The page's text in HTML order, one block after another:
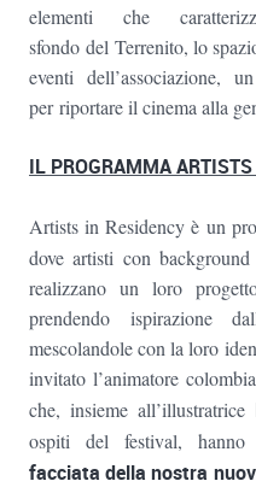
elementi che
sfondo del Terrenito, lo
eventi dell’associazione,
per riportare il cinema alla
IL PROGRAMMA
Artists in Residency è un
dove artisti con
realizzano un loro
prendendo ispirazione
mescolandole con la loro
invitato l’animatore
che, insieme all’illustratrice
ospiti del festival,
facciata della nostra